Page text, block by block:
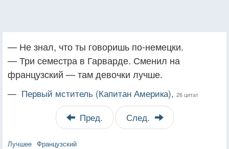
— Не знал, что ты говоришь по-немецки.
— Три семестра в Гарварде. Сменил на
французский — там девочки лучше.
— Первый мститель (Капитан Америка), 26 цитат
Пред. След.
Лучшее Французский